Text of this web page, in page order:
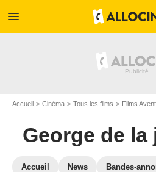
menu
Accueil Cinéma Tous les films Films
George de la
Accueil News Bandes-